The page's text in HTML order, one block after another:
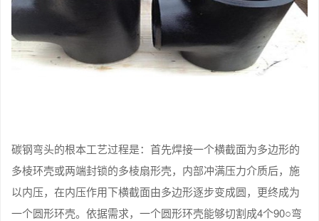
碳钢弯头的根本工艺过程是：首先焊接一个横截面为多边形的
多棱环壳或两端封锁的多棱扇形壳，内部冲满压力介质后，施
以内压，在内压作用下横截面由多边形逐步变成圆，更终成为
一个圆形环壳。依据需求，一个圆形环壳能够切割成4个90○弯